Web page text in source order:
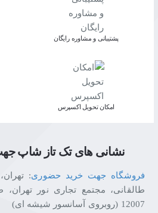
پشتیبانی و مشاوره رایگان
اﻣﮑﺎن ﺗﺤﻮﯾﻞ اﮐﺴﭙﺮس
نشانی های تک تاز شاپ
فروشگاه جهت خرید حضوری:
طالقانی، مجتمع تجاری نور تهران،
12007 (روبروی آسانسور شیشه ای)